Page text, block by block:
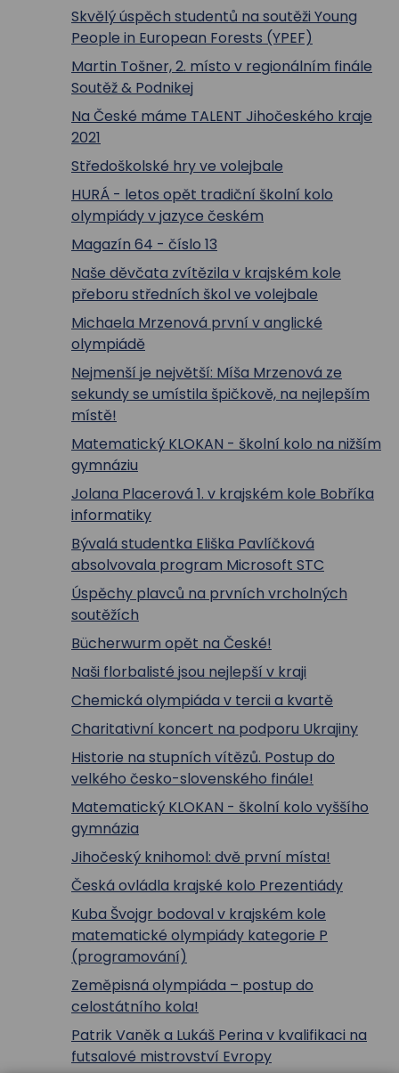
Skvělý úspěch studentů na soutěži Young
People in European Forests (YPEF)
Martin Tošner, 2. místo v regionálním finále
Soutěž & Podnikej
Na České máme TALENT Jihočeského kraje
2021
Středoškolské hry ve volejbale
HURÁ - letos opět tradiční školní kolo
olympiády v jazyce českém
Magazín 64 - číslo 13
Naše děvčata zvítězila v krajském kole
přeboru středních škol ve volejbale
Michaela Mrzenová první v anglické
olympiádě
Nejmenší je největší: Míša Mrzenová ze
sekundy se umístila špičkově, na nejlepším
místě!
Matematický KLOKAN - školní kolo na nižším
gymnáziu
Jolana Placerová 1. v krajském kole Bobříka
informatiky
Bývalá studentka Eliška Pavlíčková
absolvovala program Microsoft STC
Úspěchy plavců na prvních vrcholných
soutěžích
Bücherwurm opět na České!
Naši florbalisté jsou nejlepší v kraji
Chemická olympiáda v tercii a kvartě
Charitativní koncert na podporu Ukrajiny
Historie na stupních vítězů. Postup do
velkého česko-slovenského finále!
Matematický KLOKAN - školní kolo vyššího
gymnázia
Jihočeský knihomol: dvě první místa!
Česká ovládla krajské kolo Prezentiády
Kuba Švojgr bodoval v krajském kole
matematické olympiády kategorie P
(programování)
Zeměpisná olympiáda – postup do
celostátního kola!
Patrik Vaněk a Lukáš Perina v kvalifikaci na
futsalové mistrovství Evropy